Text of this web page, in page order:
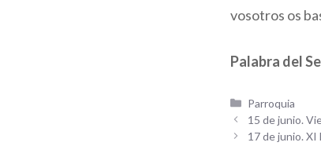
vosotros os
Palabra del
Categorías
Parroquia
15 de junio.
17 de junio.